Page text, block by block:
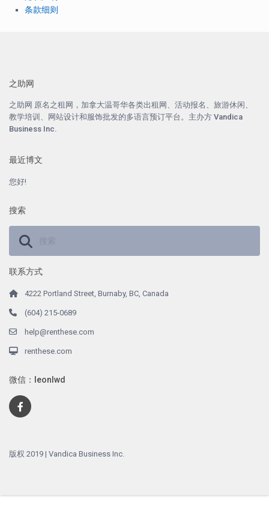
条款细则
之助网
之助网 原名之租网，加拿大温哥华各类出租网、活动报名、旅游休闲、
教学培训、网站设计和服饰批发的多语言预订平台。主办方Vandica
Business Inc.
最近博文
您好!
搜索
联系方式
4222 Portland Street, Burnaby, BC, Canada
(604) 215-0689
help@renthese.com
renthese.com
微信：leonlwd
版权 2019 | Vandica Business Inc.